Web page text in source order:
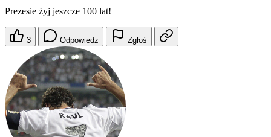
Prezesie żyj jeszcze 100 lat!
3 Odpowiedz Zgłoś